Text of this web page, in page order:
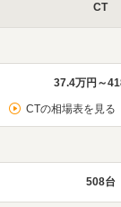
CT
37.4万円～
CTの相場表を見る
508台